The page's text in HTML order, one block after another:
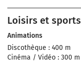
Loisirs et sports
Animations
Discothèque : 400 m
Cinéma / Vidéo : 300 m